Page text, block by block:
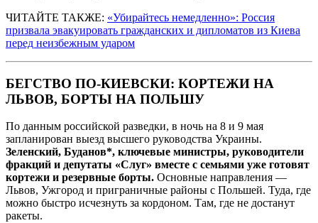
ЧИТАЙТЕ ТАКЖЕ: «Убирайтесь немедленно»: Россия
призвала эвакуировать гражданских и дипломатов из Киева
перед неизбежным ударом
БЕГСТВО ПО-КИЕВСКИ: КОРТЕЖИ НА
ЛЬВОВ, БОРТЫ НА ПОЛЬШУ
По данным российской разведки, в ночь на 8 и 9 мая
запланирован выезд высшего руководства Украины.
Зеленский, Буданов*, ключевые министры, руководители
фракций и депутаты «Слуг» вместе с семьями уже готовят
кортежи и резервные борты. Основные направления —
Львов, Ужгород и приграничные районы с Польшей. Туда, где
можно быстро исчезнуть за кордоном. Там, где не достанут
ракеты.